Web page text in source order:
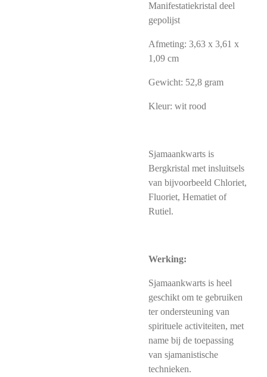
Manifestatiekristal deel
gepolijst
Afmeting: 3,63 x 3,61 x
1,09 cm
Gewicht: 52,8 gram
Kleur: wit rood
Sjamaankwarts is
Bergkristal met insluitsels
van bijvoorbeeld Chloriet,
Fluoriet, Hematiet of
Rutiel.
Werking:
Sjamaankwarts is heel
geschikt om te gebruiken
ter ondersteuning van
spirituele activiteiten, met
name bij de toepassing
van sjamanistische
technieken.